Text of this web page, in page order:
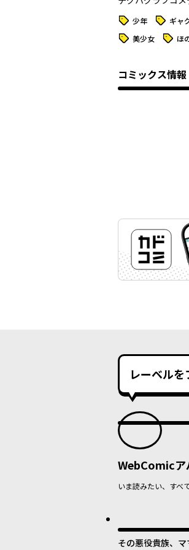
タグ 少年 タグ ギャ
タグ 美少女 タグ ほ
コミックス情報
レーベルを
WebComicア
いま読みたい、すべ
その悪役貴族、